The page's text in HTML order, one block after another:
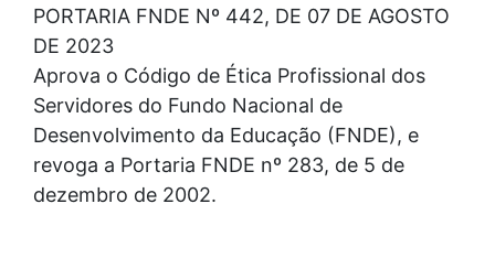
PORTARIA FNDE Nº 442, DE 07 DE AGOSTO
DE 2023
Aprova o Código de Ética Profissional dos
Servidores do Fundo Nacional de
Desenvolvimento da Educação (FNDE), e
revoga a Portaria FNDE nº 283, de 5 de
dezembro de 2002.